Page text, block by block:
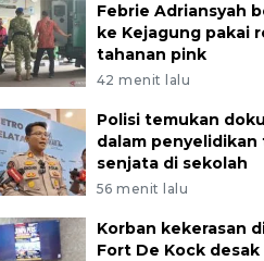
Febrie Adriansyah
ke Kejagung pakai
tahanan pink
42 menit lalu
Polisi temukan
dalam penyelidikan
senjata di sekolah
56 menit lalu
Korban kekerasan
Fort De Kock desak